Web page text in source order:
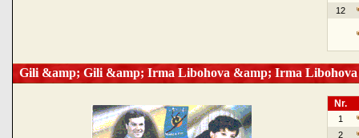
12
Gili &amp; Gili &amp; Irma Libohova &amp; Irma
Nr.
1
2